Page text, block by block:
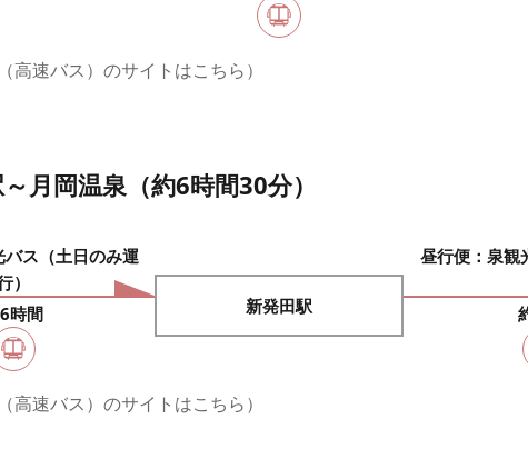
速バス）のサイトはこちら）
月岡温泉（約6時間30分）
ス（土日のみ運
）
時間
新発田駅
昼行便：泉観
速バス）のサイトはこちら）